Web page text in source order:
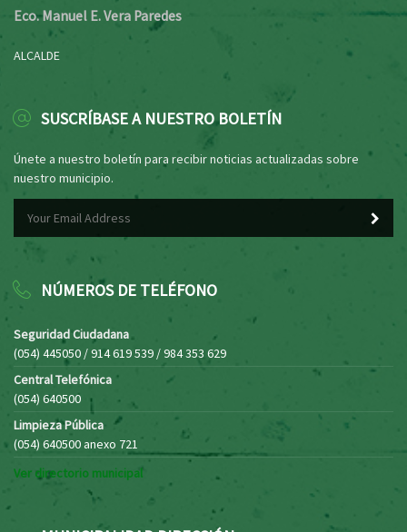
Eco. Manuel E. Vera Paredes
ALCALDE
SUSCRÍBASE A NUESTRO BOLETÍN
Únete a nuestro boletín para recibir noticias actualizadas sobre
nuestro municipio.
NÚMEROS DE TELÉFONO
Seguridad Ciudadana
(054) 445050 / 914 619 539 / 984 353 629
Central Telefónica
(054) 640500
Limpieza Pública
(054) 640500 anexo 721
Ver directorio municipal